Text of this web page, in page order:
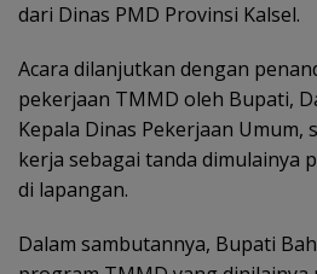
dari Dinas PMD Provinsi Kalsel.
Acara dilanjutkan dengan
pekerjaan TMMD oleh Bupati,
Kepala Dinas Pekerjaan Umum,
kerja sebagai tanda dimulainya
di lapangan.
Dalam sambutannya, Bupati